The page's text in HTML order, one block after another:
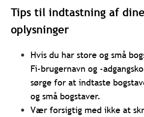
Tips til indtastning af
oplysninger
Hvis du har store og små
Fi-brugernavn og -
sørge for at indtaste
og små bogstaver.
Vær forsigtig med ikke at